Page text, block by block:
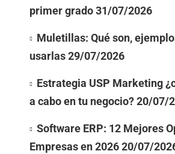
primer grado31/07/2026
Muletillas: Qué son,
usarlas29/07/2026
Estrategia USP Marketing
a cabo en tu negocio?20/07/
Software ERP: 12 Mejores
Empresas en 202620/07/